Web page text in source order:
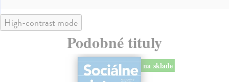
High-contrast mode
Podobné tituly
na sklade